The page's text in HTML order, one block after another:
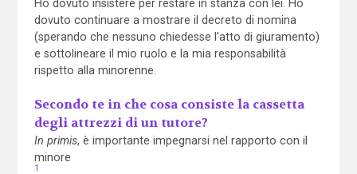
Ho dovuto insistere per restare in stanza con lei. Ho
dovuto continuare a mostrare il decreto di nomina
(sperando che nessuno chiedesse l’atto di giuramento)
e sottolineare il mio ruolo e la mia responsabilità
rispetto alla minorenne.
Secondo te in che cosa consiste la cassetta
degli attrezzi di un tutore?
In primis, è importante impegnarsi nel rapporto con il
minore
1